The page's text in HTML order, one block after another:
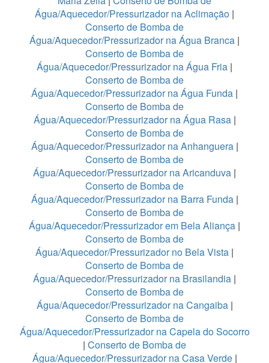
Água/Aquecedor/Pressurizador na Aclimação |
Conserto de Bomba de
Água/Aquecedor/Pressurizador na Água Branca |
Conserto de Bomba de
Água/Aquecedor/Pressurizador na Água Fria |
Conserto de Bomba de
Água/Aquecedor/Pressurizador na Água Funda |
Conserto de Bomba de
Água/Aquecedor/Pressurizador na Água Rasa |
Conserto de Bomba de
Água/Aquecedor/Pressurizador na Anhanguera|
Conserto de Bomba de
Água/Aquecedor/Pressurizador na Aricanduva |
Conserto de Bomba de
Água/Aquecedor/Pressurizador na Barra Funda |
Conserto de Bomba de
Água/Aquecedor/Pressurizador em Bela Aliança |
Conserto de Bomba de
Água/Aquecedor/Pressurizador no Bela Vista |
Conserto de Bomba de
Água/Aquecedor/Pressurizador na Brasilandia |
Conserto de Bomba de
Água/Aquecedor/Pressurizador na Cangaiba|
Conserto de Bomba de
Água/Aquecedor/Pressurizador na Capela do Socorro
| Conserto de Bomba de
Água/Aquecedor/Pressurizador na Casa Verde|